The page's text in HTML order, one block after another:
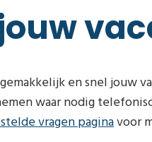
en snel jouw
waar nodig
vragen paginavoor